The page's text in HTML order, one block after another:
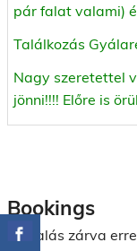
pár falat valami)
Találkozás
Nagy szeretettel
jönni!!!! Előre is
Bookings
Foglalás zárva